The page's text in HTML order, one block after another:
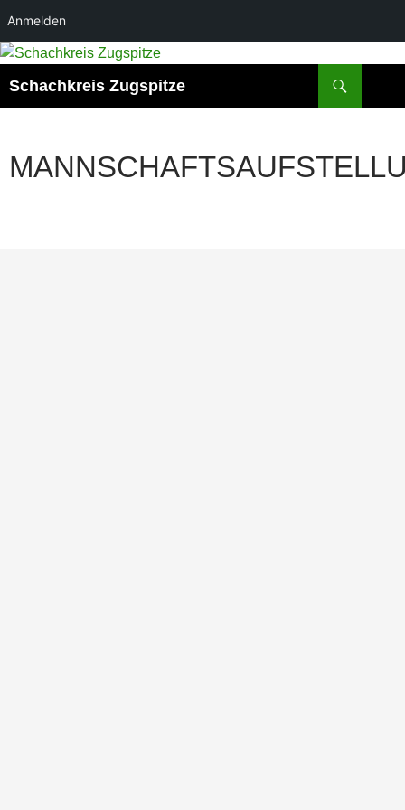
Anmelden
Zum
springen
Schachkreis Zugspitze